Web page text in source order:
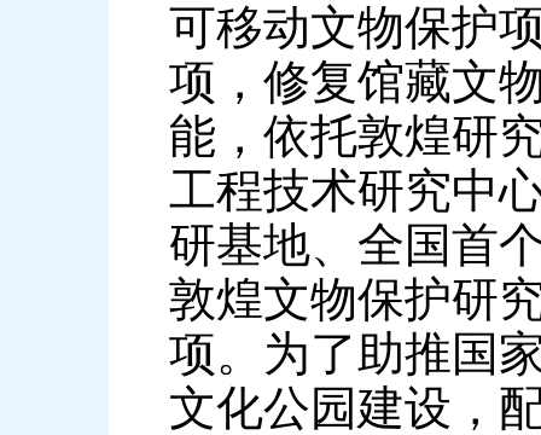
可移动文物保护
项，修复馆藏文
能，依托敦煌研
工程技术研究中
研基地、全国首
敦煌文物保护研
项。为了助推国
文化公园建设，